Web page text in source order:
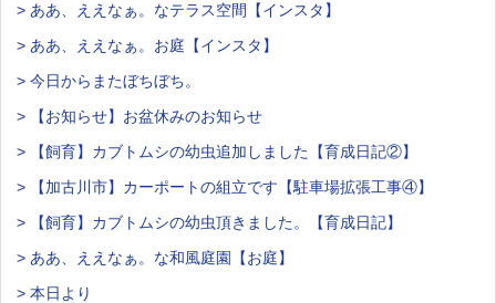
> ああ、ええなぁ。なテラス空間【インスタ】
> ああ、ええなぁ。お庭【インスタ】
> 今日からまたぼちぼち。
> 【お知らせ】お盆休みのお知らせ
> 【飼育】カブトムシの幼虫追加しました【育成日記②】
> 【加古川市】カーポートの組立です【駐車場拡張工事④】
> 【飼育】カブトムシの幼虫頂きました。【育成日記】
> ああ、ええなぁ。な和風庭園【お庭】
> 本日より